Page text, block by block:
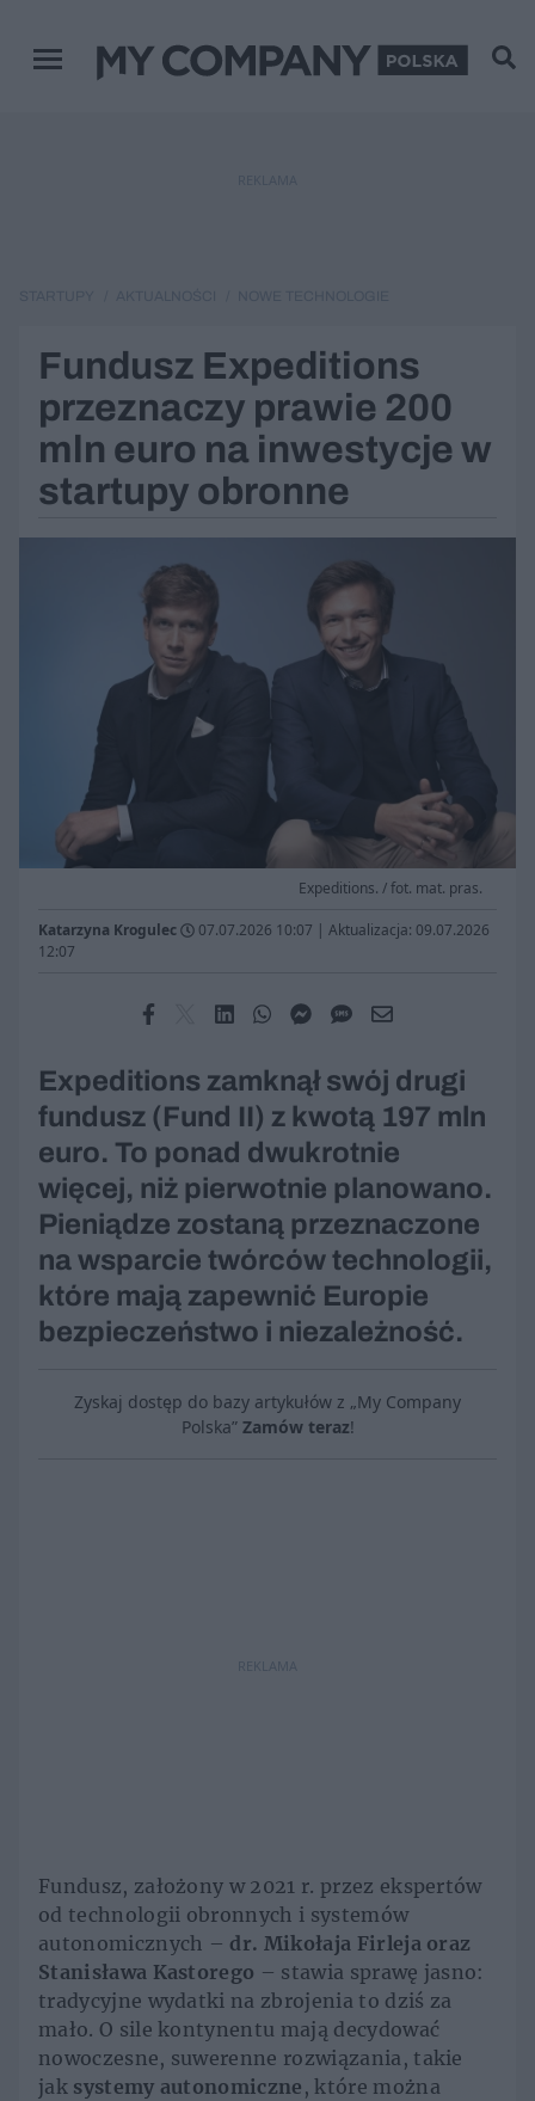
Menu główne
Fundusz Expeditions
przeznaczy prawie 200
mln euro na inwestycje w
startupy obronne
Expeditions. / fot. mat. pras.
Katarzyna Krogulec 07.07.2026 10:07 | Aktualizacja: 09.07.2026
12:07
Expeditions zamknął swój drugi
fundusz (Fund II) z kwotą 197 mln
euro. To ponad dwukrotnie
więcej, niż pierwotnie planowano.
Pieniądze zostaną przeznaczone
na wsparcie twórców technologii,
które mają zapewnić Europie
bezpieczeństwo i niezależność.
Zyskaj dostęp do bazy artykułów z „My Company
Polska” Zamów teraz!
REKLAMA
Fundusz, założony w 2021 r. przez ekspertów
od technologii obronnych i systemów
autonomicznych – dr. Mikołaja Firleja oraz
Stanisława Kastorego – stawia sprawę jasno:
tradycyjne wydatki na zbrojenia to dziś za
mało. O sile kontynentu mają decydować
nowoczesne, suwerenne rozwiązania, takie
jak systemy autonomiczne , które można